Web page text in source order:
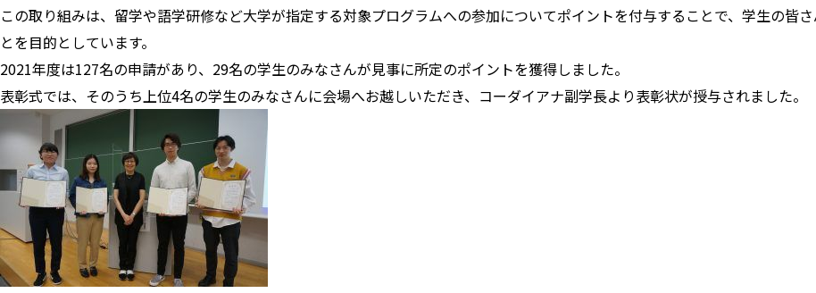
この取り組みは、留学や語学研修など大学が指定する対象プログラムへの参加についてポイントを付与することで、学生の皆
とを目的としています。
2021年度は127名の申請があり、29名の学生のみなさんが見事に所定のポイントを獲得しました。
表彰式では、そのうち上位4名の学生のみなさんに会場へお越しいただき、コーダイアナ副学長より表彰状が授与されました。